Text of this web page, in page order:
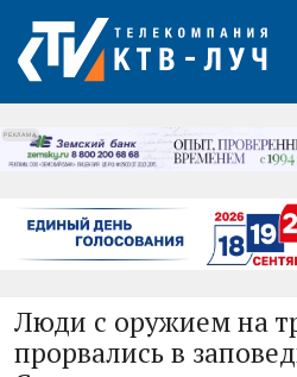
РЕКЛАМА
Люди с оружием на
прорвались в